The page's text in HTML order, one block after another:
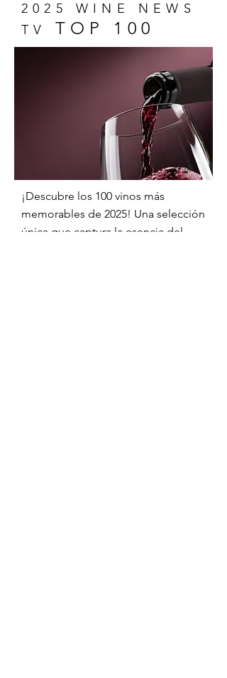
2025 WINE NEWS
TV TOP 100
¡Descubre los 100 vinos más
memorables de 2025! Una selección
única que captura la esencia del